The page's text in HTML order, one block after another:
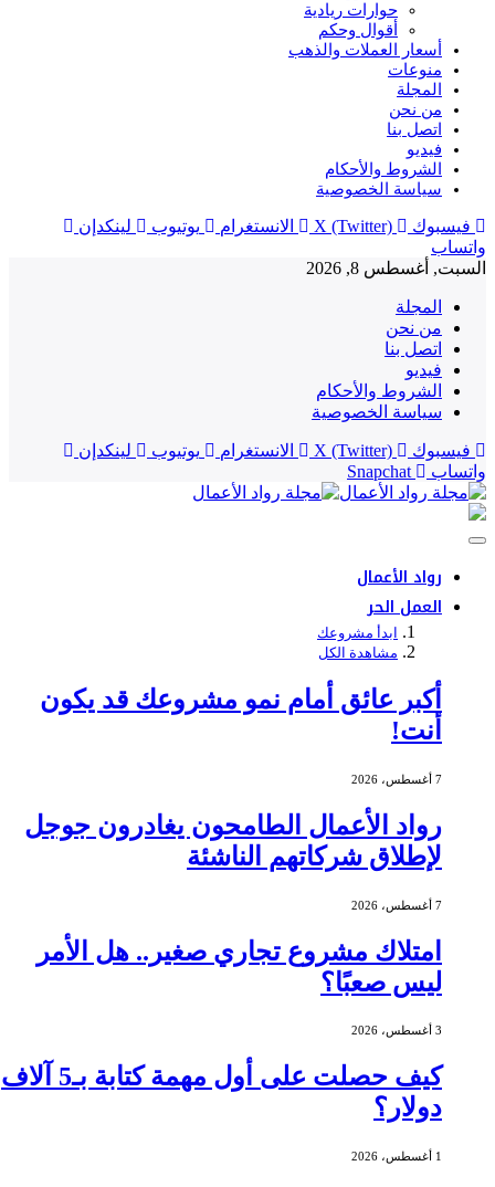
حوارات ريادية
أقوال وحكم
أسعار العملات والذهب
منوعات
المجلة
من نحن
اتصل بنا
فيديو
الشروط والأحكام
سياسة الخصوصية
فيسبوك X (Twitter) الانستغرام يوتيوب
لينكدإن
واتساب
السبت, أغسطس 8, 2026
المجلة
من نحن
اتصل بنا
فيديو
الشروط والأحكام
سياسة الخصوصية
فيسبوك X (Twitter) الانستغرام يوتيوب
لينكدإن
واتساب
Snapchat
رواد الأعمال
العمل الحر
ابدأ مشروعك
مشاهدة الكل
أكبر عائق أمام نمو مشروعك قد يكون
أنت!
7 أغسطس، 2026
رواد الأعمال الطامحون يغادرون جوجل
لإطلاق شركاتهم الناشئة
7 أغسطس، 2026
امتلاك مشروع تجاري صغير.. هل الأمر
ليس صعبًا؟
3 أغسطس، 2026
كيف حصلت على أول مهمة كتابة بـ5 آلاف
دولار؟
1 أغسطس، 2026